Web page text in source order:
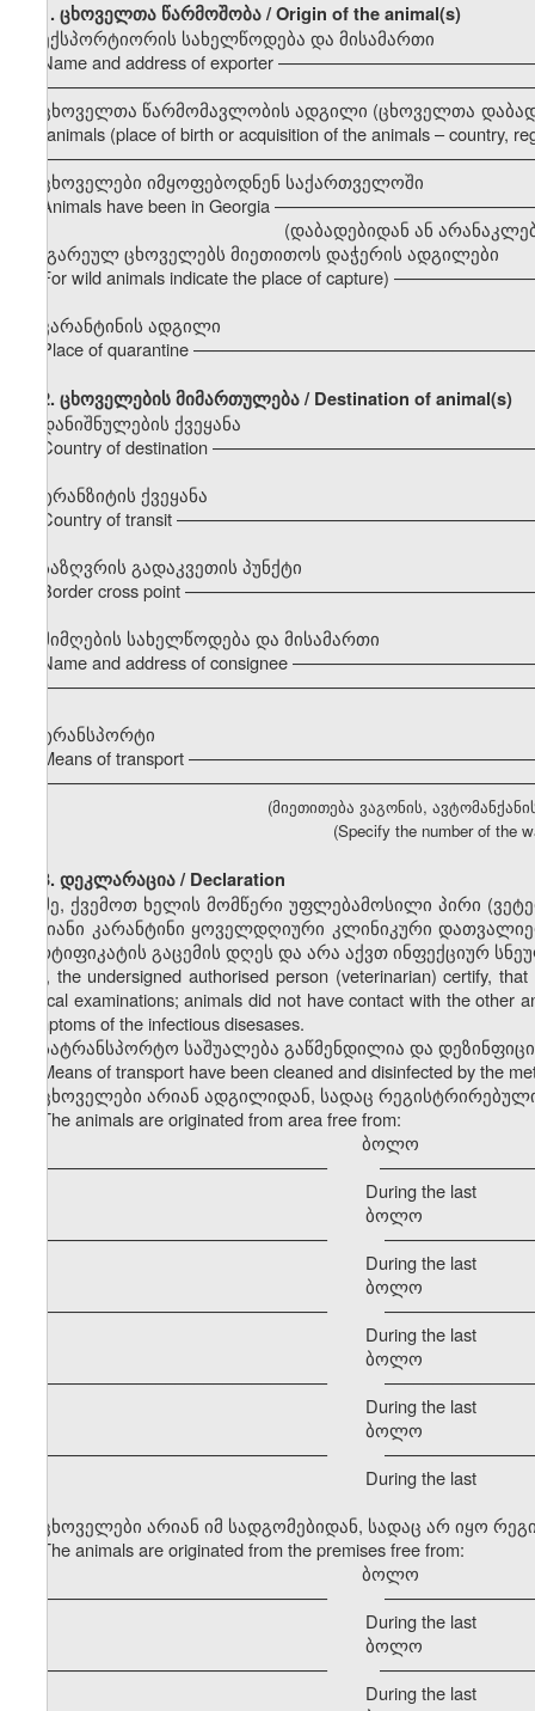
1. ცხოველთა წარმოშობა / Origin of the animal(s)
ექსპორტიორის სახელწოდება და მისამართი
Name and address of exporter
ცხოველთა წარმომავლობის ადგილი (ცხოველთა
the animals (place of birth or acquisition of the animals – country,
ცხოველები იმყოფებოდნენ საქართველოში
Animals have been in Georgia
(დაბადებიდან ან არანაკლებ 6 თვისა /
(გარეულ ცხოველებს მიეთითოს დაჭერის ადგილები
For wild animals indicate the place of capture)
კარანტინის ადგილი
Place of quarantine
2. ცხოველების მიმართულება / Destination of animal(s)
დანიშნულების ქვეყანა
Country of destination
ტრანზიტის ქვეყანა
Country of transit
საზღვრის გადაკვეთის პუნქტი
Border cross point
მიმღების სახელწოდება და მისამართი
Name and address of consignee
ტრანსპორტი
Means of transport
(მიეთითება ვაგონის,
(Specify the number of the
3. დეკლარაცია / Declaration
მე, ქვემოთ ხელის მომწერი უფლებამოსილი პირი
დღიანი კარანტინი ყოველდღიური კლინიკური
სერტიფიკატის გაცემის დღეს და არა აქვთ ინფექციურ
I, the undersigned authorised person (veterinarian) certify,
clinical examinations; animals did not have contact with the
symptoms of the infectious disesases.
სატრანსპორტო საშუალება გაწმენდილია და
Means of transport have been cleaned and disinfected by the
ცხოველები არიან ადგილიდან, სადაც
The animals are originated from area free from:
ბოლო
––––––––––––––––––––––––––––––
During the last
ბოლო
––––––––––––––––––––––––––––––
During the last
ბოლო
––––––––––––––––––––––––––––––
During the last
ბოლო
––––––––––––––––––––––––––––––
During the last
ბოლო
––––––––––––––––––––––––––––––
During the last
ცხოველები არიან იმ სადგომებიდან, სადაც არ იყო
The animals are originated from the premises free from:
ბოლო
––––––––––––––––––––––––––––––
During the last
ბოლო
––––––––––––––––––––––––––––––
During the last